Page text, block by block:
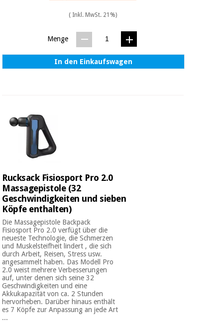
( Inkl. MwSt. 21%)
Menge
In den Einkaufswagen
Rucksack Fisiosport Pro 2.0
Massagepistole (32
Geschwindigkeiten und sieben
Köpfe enthalten)
Die Massagepistole Backpack
Fisiosport Pro 2.0 verfügt über die
neueste Technologie, die Schmerzen
und Muskelsteifheit lindert , die sich
durch Arbeit, Reisen, Stress usw.
angesammelt haben. Das Modell Pro
2.0 weist mehrere Verbesserungen
auf, unter denen sich seine 32
Geschwindigkeiten und eine
Akkukapazität von ca. 2 Stunden
hervorheben. Darüber hinaus enthält
es 7 Köpfe zur Anpassung an jede Art
...